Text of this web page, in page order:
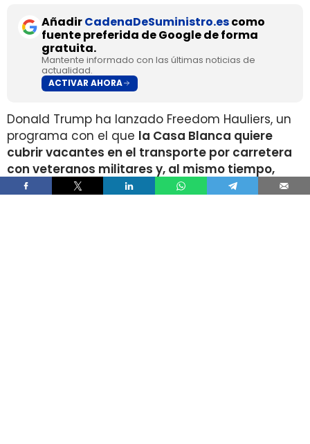
AñadirCadenaDeSuministro.escomo
fuente preferida de Google de forma
gratuita.
Mantente informado con las últimas noticias de
actualidad.
ACTIVAR AHORA
Donald Trump ha lanzado Freedom Hauliers, un
programa con el que la Casa Blanca quiere
cubrir vacantes en el transporte por carretera
con veteranos militares y, al mismo tiempo,
endurecer los controles sobre conductores